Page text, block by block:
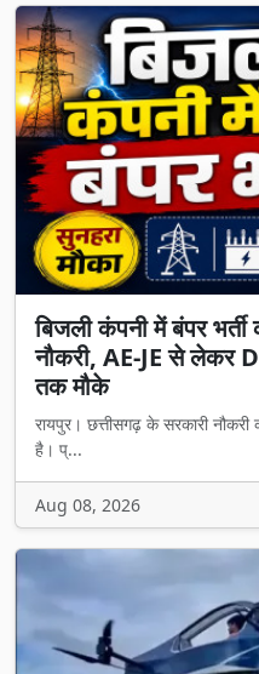
बिजली कंपनी में बंपर
नौकरी, AE-JE से लेकर
तक मौके
रायपुर। छत्तीसगढ़ के सरकारी
है। प्...
Aug 08, 2026